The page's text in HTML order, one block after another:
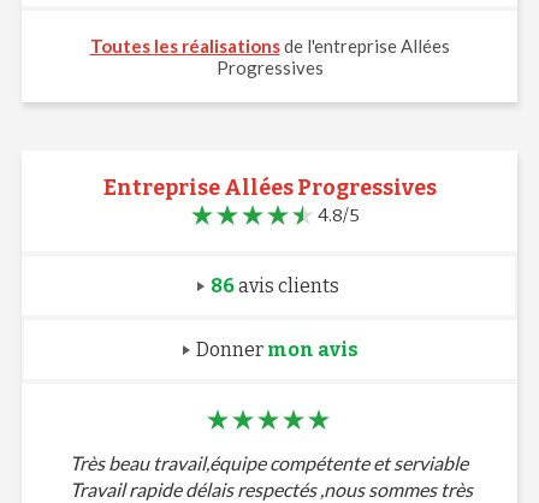
Toutes les réalisationsde l'entreprise Allées
Progressives
Entreprise Allées Progressives
4.8/5
86avis clients
Donner mon avis
Très beau travail,équipe compétente et serviable
Travail rapide délais respectés ,nous sommes très